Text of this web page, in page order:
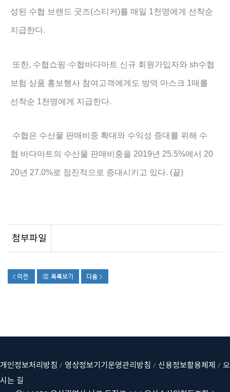
성된 수협 브랜드 굿즈(스티커)를 매일 1천명에게 선착순
지급한다.
또한, 수협쇼핑 ·수협바다마트 신규 회원가입자와 sh수협
보험 상품 홍보행사 참여고객에게도 방역 마스크 1매를
선착순 1천명에게 지급한다.
수협은 수산물 판매비중 확대와 수익성 증대를 위해 수
협 바다마트의 수산물 판매비중을 2019년 25.5%에서 20
20년 27.0%로 점진적으로 증대시키고 있다. (끝)
첨부파일
개인정보처리방침 / 영상정보기기운영관리방침 / 신용정보활용체제 / 오
시는 길